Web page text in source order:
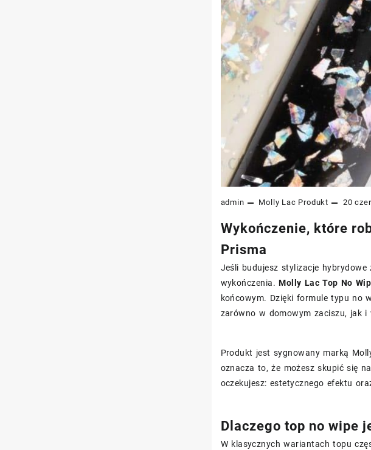
admin Molly Lac Produkt 20
Wykończenie, które
Prisma
Jeśli budujesz stylizacje
wykończenia.Molly Lac Top No
końcowym. Dzięki formule typu no
zarówno w domowym zaciszu, jak i
Produkt jest sygnowany marką
oznacza to, że możesz skupić się
oczekujesz: estetycznego efektu
Dlaczego top no wipe
W klasycznych wariantach topu